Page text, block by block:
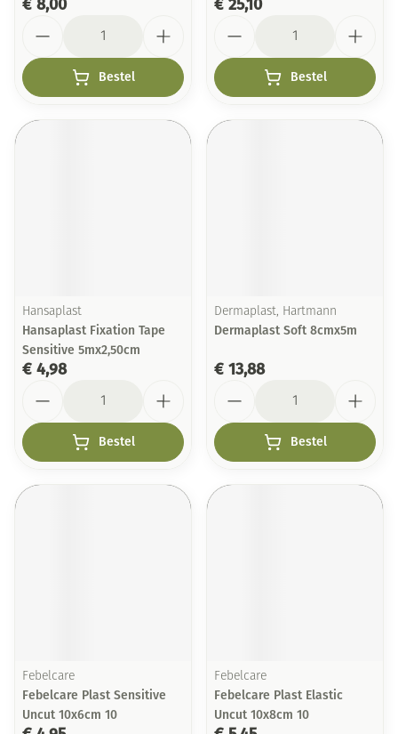
€ 8,00
Bestel
€ 25,10
Bestel
Hansaplast
Hansaplast Fixation Tape
Sensitive 5mx2,50cm
€ 4,98
Bestel
Dermaplast, Hartmann
Dermaplast Soft 8cmx5m
€ 13,88
Bestel
Febelcare
Febelcare Plast Sensitive
Uncut 10x6cm 10
Febelcare
Febelcare Plast Elastic
Uncut 10x8cm 10